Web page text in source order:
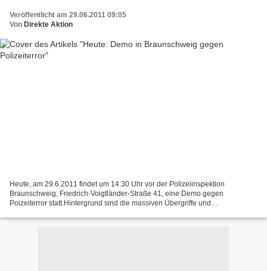
Veröffentlicht am 29.06.2011 09:05
Von Direkte Aktion
Heute, am 29.6.2011 findet um 14:30 Uhr vor der Polizeiinspektion
Braunschweig, Friedrich-Voigtländer-Straße 41, eine Demo gegen
Poizeiterror statt.Hintergrund sind die massiven Übergriffe und